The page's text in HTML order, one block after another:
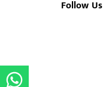
Follow Us